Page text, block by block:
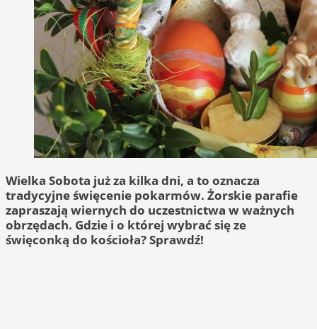
Wielka Sobota już za kilka dni, a to oznacza
tradycyjne święcenie pokarmów. Żorskie parafie
zapraszają wiernych do uczestnictwa w ważnych
obrzędach. Gdzie i o której wybrać się ze
święconką do kościoła? Sprawdź!